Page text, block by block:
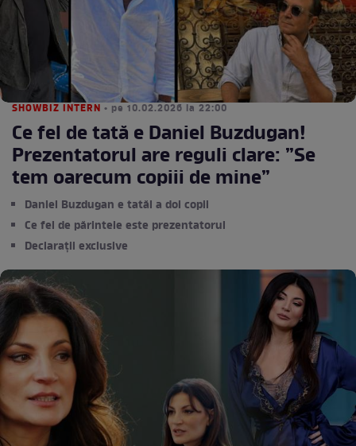
SHOWBIZ INTERN • pe 10.02.2026 la 22:00
Ce fel de tată e Daniel Buzdugan!
Prezentatorul are reguli clare: ”Se
tem oarecum copiii de mine”
Daniel Buzdugan e tatăl a doi copii
Ce fel de părintele este prezentatorul
Declarații exclusive